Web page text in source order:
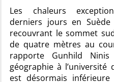
Les chaleurs
derniers jours en
recouvrant le sommet
de quatre mètres au
rapporte Gunhild
géographie à
est désormais